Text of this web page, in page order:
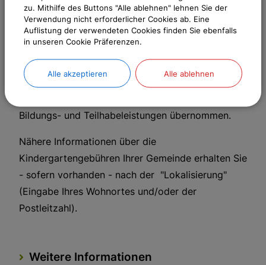
stellen.
Für bedürftige Familie (SGB II-, SGB XII-Bezug
bzw. Kinderzuschlag- und Wohngeldempfänger)
werden u.a. die Mehraufwendungen für die
Mittagsverpflegung an Schulen und
Bildungs- und Teilhabeleistungen übernommen.
Nähere Informationen über die
Kindergartengebühren Ihrer Gemeinde erhalten Sie
- sofern vorhanden - nach der "Lokalisierung"
(Eingabe Ihres Wohnortes und/oder der
Postleitzahl).
Weitere Informationen
zu. Mithilfe des Buttons "Alle ablehnen" lehnen Sie der
Verwendung nicht erforderlicher Cookies ab. Eine
Auflistung der verwendeten Cookies finden Sie ebenfalls
in unseren Cookie Präferenzen.
Alle akzeptieren Alle ablehnen